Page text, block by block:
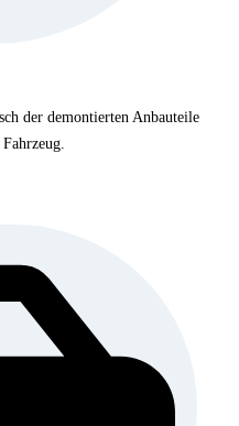
der demontierten Anbauteile